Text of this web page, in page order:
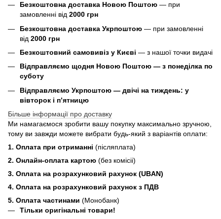
Безкоштовна доставка Новою Поштою — при
замовленні від 2000 грн
Безкоштовна доставка Укрпоштою — при замовленні
від 2000 грн
Безкоштовний самовивіз у Києві — з нашої точки видачі
Відправляємо щодня Новою Поштою — з понеділка по
суботу
Відправляємо Укрпоштою — двічі на тиждень: у
вівторок і п’ятницю
Більше інформації про доставку
Ми намагаємося зробити вашу покупку максимально зручною,
тому ви завжди можете вибрати будь-який з варіантів оплати:
1. Оплата при отриманні (післяплата)
2. Онлайн-оплата картою (без комісіі)
3. Оплата на розрахунковий рахунок (UBAN)
4. Оплата на розрахунковий рахунок з ПДВ
5. Оплата частинами (Монобанк)
Тільки оригінальні товари!